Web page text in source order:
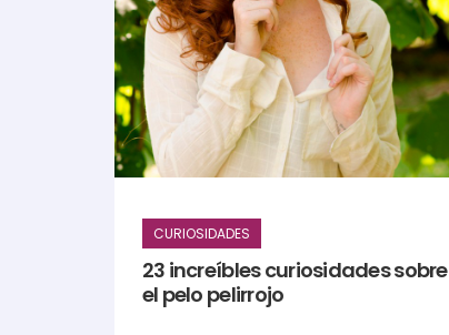
CURIOSIDADES
23 increíbles curiosidades sobre
el pelo pelirrojo